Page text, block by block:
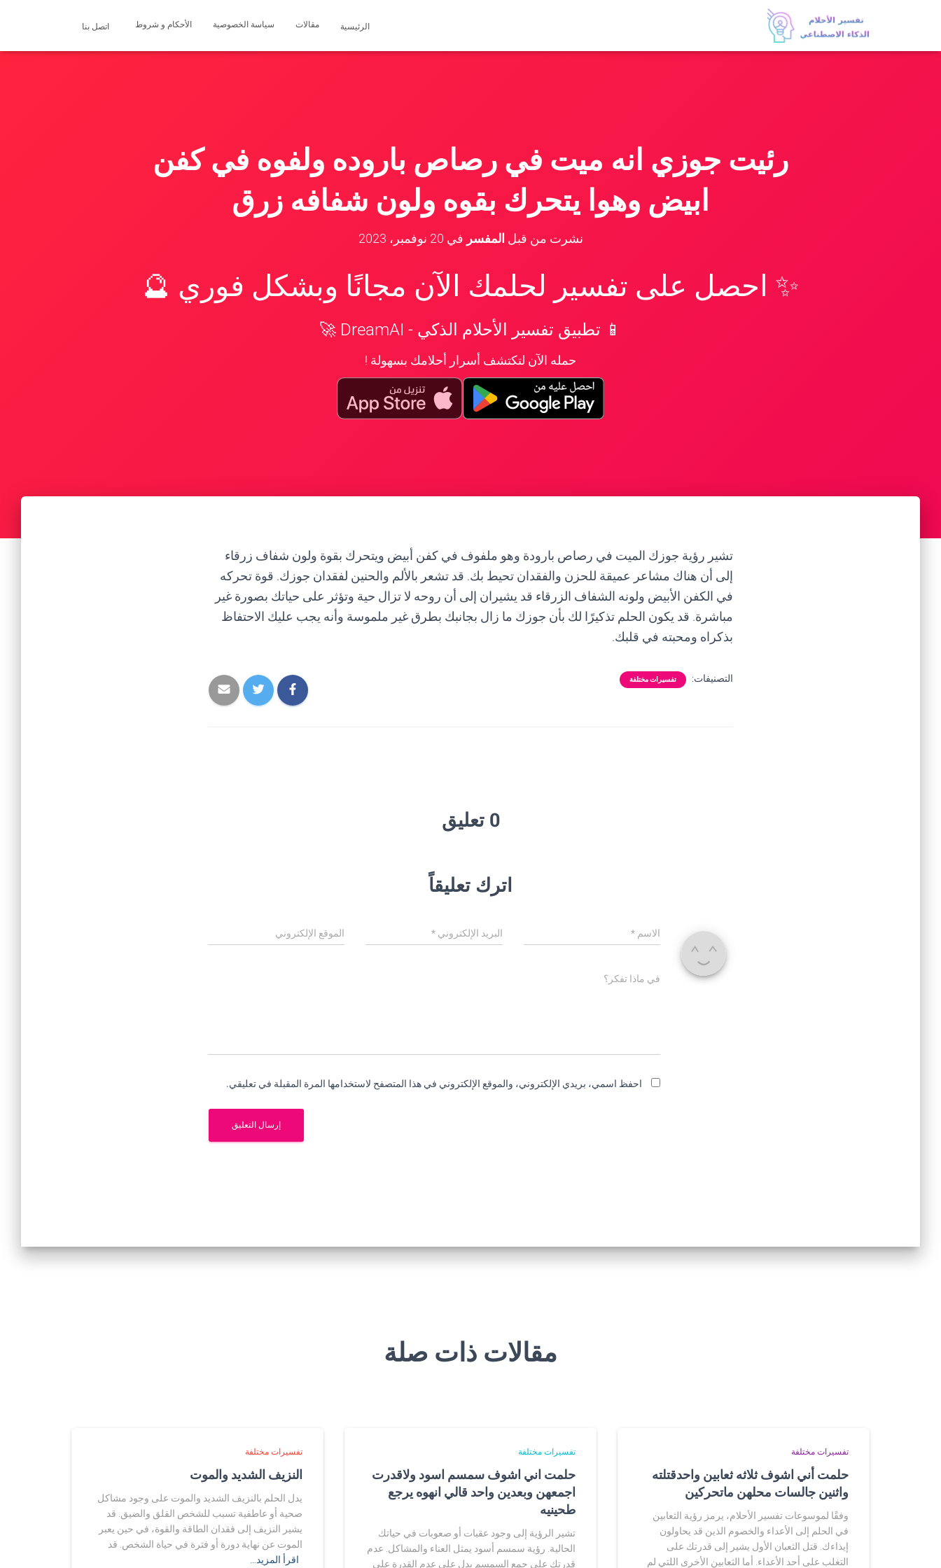
الرئيسية مقالات سياسة الخصوصية الأحكام و شروط اتصل بنا
رئيت جوزي انه ميت في رصاص باروده ولفوه في كفن
ابيض وهوا يتحرك بقوه ولون شفافه زرق
نشرت من قبل المفسر في 20 نوفمبر، 2023
✨ احصل على تفسير لحلمك الآن مجانًا وبشكل فوري 🔮
📱 تطبيق تفسير الأحلام الذكي - DreamAI 🚀
حمله الآن لتكتشف أسرار أحلامك بسهولة !
تشير رؤية جوزك الميت في رصاص بارودة وهو ملفوف في كفن أبيض ويتحرك بقوة ولون شفاف زرقاء
إلى أن هناك مشاعر عميقة للحزن والفقدان تحيط بك. قد تشعر بالألم والحنين لفقدان جوزك. قوة تحركه
في الكفن الأبيض ولونه الشفاف الزرقاء قد يشيران إلى أن روحه لا تزال حية وتؤثر على حياتك بصورة غير
مباشرة. قد يكون الحلم تذكيرًا لك بأن جوزك ما زال بجانبك بطرق غير ملموسة وأنه يجب عليك الاحتفاظ
بذكراه ومحبته في قلبك.
التصنيفات: تفسيرات مختلفة
0 تعليق
اترك تعليقاً
الاسم * البريد الإلكتروني* الموقع الإلكتروني
في ماذا تفكر؟
احفظ اسمي، بريدي الإلكتروني، والموقع الإلكتروني في هذا المتصفح لاستخدامها المرة المقبلة في تعليقي.
مقالات ذات صلة
تفسيرات مختلفة
حلمت أني اشوف ثلاثه ثعابين واحدقتلته
واثنين جالسات محلهن ماتحركين
وفقًا لموسوعات تفسير الأحلام، يرمز رؤية الثعابين
في الحلم إلى الأعداء والخصوم الذين قد يحاولون
إيذاءك. قتل الثعبان الأول يشير إلى قدرتك على
التغلب على أحد الأعداء. أما الثعابين الأخرى اللتي لم
تفسيرات مختلفة
حلمت اني اشوف سمسم اسود ولاقدرت
اجمعهن وبعدين واحد قالي انهوه يرجع
طحينيه
تشير الرؤية إلى وجود عقبات أو صعوبات في حياتك
الحالية. رؤية سمسم أسود يمثل العناء والمشاكل. عدم
قدرتك على جمع السمسم يدل على عدم القدرة على
تفسيرات مختلفة
النزيف الشديد والموت
يدل الحلم بالنزيف الشديد والموت على وجود مشاكل
صحية أو عاطفية تسبب للشخص القلق والضيق. قد
يشير النزيف إلى فقدان الطاقة والقوة، في حين يعبر
الموت عن نهاية دورة أو فترة في حياة الشخص. قد
اقرأ المزيد…